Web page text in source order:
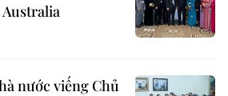
nước viếng Chủ